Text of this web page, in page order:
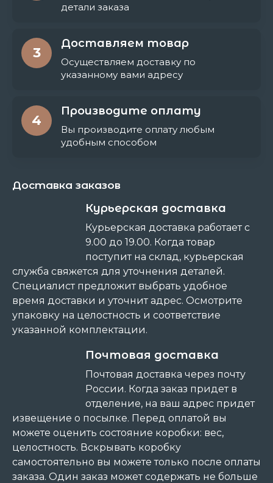
детали заказа
3
Доставляем товар
Осуществляем доставку по
указанному вами адресу
4
Производите оплату
Вы производите оплату любым
удобным способом
Доставка заказов
Курьерская доставка
Курьерская доставка работает с
9.00 до 19.00. Когда товар
поступит на склад, курьерская
служба свяжется для уточнения деталей.
Специалист предложит выбрать удобное
время доставки и уточнит адрес. Осмотрите
упаковку на целостность и соответствие
указанной комплектации.
Почтовая доставка
Почтовая доставка через почту
России. Когда заказ придет в
отделение, на ваш адрес придет
извещение о посылке. Перед оплатой вы
можете оценить состояние коробки: вес,
целостность. Вскрывать коробку
самостоятельно вы можете только после оплаты
заказа. Один заказ может содержать не больше